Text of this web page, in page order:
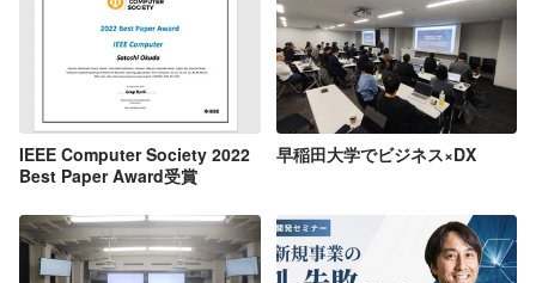
IEEE Computer Society 2022
Best Paper Award受賞
早稲田大学でビジネス×DX